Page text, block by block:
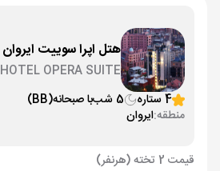
هتل اپرا سوییت ایروان
HOTEL OPERA SUITE
4 ستاره
5 شب با صبحانه(BB)
منطقه:ایروان
قیمت 2 تخته (هرنفر)